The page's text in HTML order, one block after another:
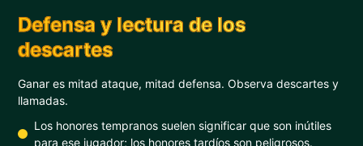
Defensa y lectura de los
descartes
Ganar es mitad ataque, mitad defensa. Observa descartes y
llamadas.
Los honores tempranos suelen significar que son inútiles
para ese jugador; los honores tardíos son peligrosos.